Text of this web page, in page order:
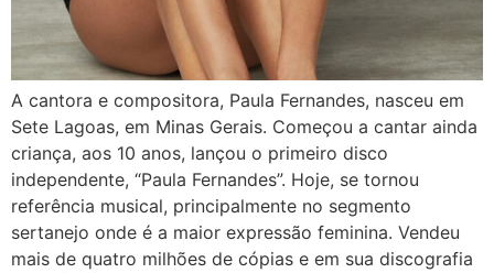
A cantora e compositora, Paula Fernandes, nasceu em
Sete Lagoas, em Minas Gerais. Começou a cantar ainda
criança, aos 10 anos, lançou o primeiro disco
independente, “Paula Fernandes”. Hoje, se tornou
referência musical, principalmente no segmento
sertanejo onde é a maior expressão feminina. Vendeu
mais de quatro milhões de cópias e em sua discografia